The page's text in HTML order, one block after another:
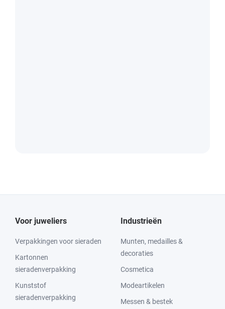
Voor juweliers
Verpakkingen voor sieraden
Kartonnen
sieradenverpakking
Kunststof
sieradenverpakking
Industrieën
Munten, medailles &
decoraties
Cosmetica
Modeartikelen
Messen & bestek